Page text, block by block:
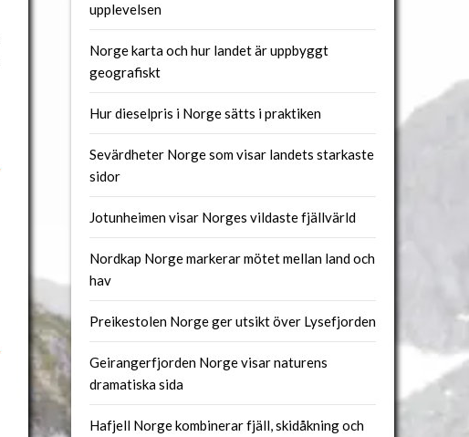
upplevelsen
Norge karta och hur landet är uppbyggt
geografiskt
Hur dieselpris i Norge sätts i praktiken
Sevärdheter Norge som visar landets starkaste
sidor
Jotunheimen visar Norges vildaste fjällvärld
Nordkap Norge markerar mötet mellan land och
hav
Preikestolen Norge ger utsikt över Lysefjorden
Geirangerfjorden Norge visar naturens
dramatiska sida
Hafjell Norge kombinerar fjäll, skidåkning och